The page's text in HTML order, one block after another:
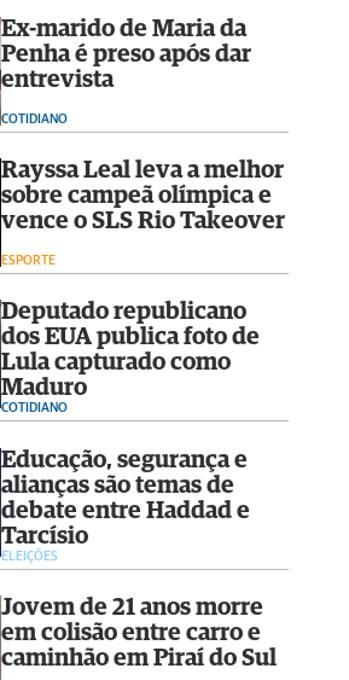
Ex-marido de Maria da
Penha é preso após dar
entrevista
COTIDIANO
Rayssa Leal leva a melhor
sobre campeã olímpica e
vence o SLS Rio Takeover
ESPORTE
Deputado republicano
dos EUA publica foto de
Lula capturado como
Maduro
COTIDIANO
Educação, segurança e
alianças são temas de
debate entre Haddad e
Tarcísio
ELEIÇÕES
Jovem de 21 anos morre
em colisão entre carro e
caminhão em Piraí do Sul